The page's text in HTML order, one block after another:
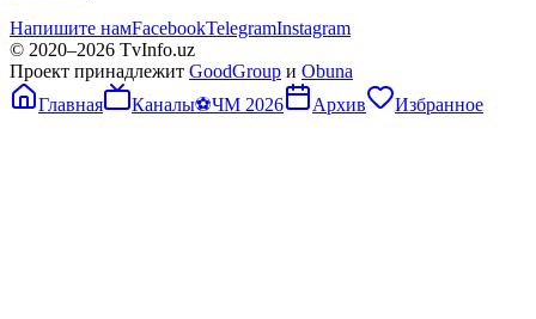
Напишите намFacebookTelegramInstagram
© 2020–2026 TvInfo.uz
Проект принадлежит GoodGroup и Obuna
Главная
Каналы⚽ЧМ 2026 Архив Избранное